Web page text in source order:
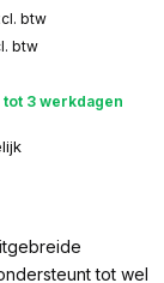
btw
btw
tot 3 werkdagen
tot wel